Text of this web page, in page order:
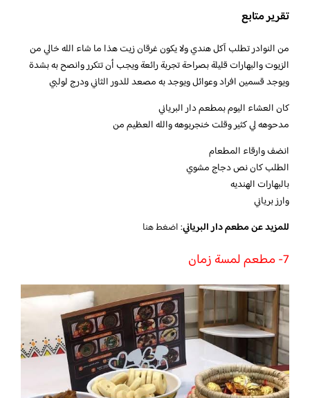
تقرير متابع
من النوادر تطلب آكل هندي ولا يكون غرقان زيت هذا ما شاء الله خالي من
الزيوت والبهارات قليلة بصراحة تجربة رائعة ويجب أن تتكرر وانصح به بشدة
ويوجد قسمين افراد وعوائل ويوجد به مصعد للدور الثاني ودرج لولبي
كان العشاء اليوم بمطعم دار البرياني
مدحوهه لي كثير وقلت خنجربوهه والله العظيم من
انضف وارقاء المطعام
الطلب كان نص دجاج مشوي
بالبهارات الهنديه
وارز برياني
للمزيد عن مطعم دار البرياني:اضغط هنا
7- مطعم لمسة زمان